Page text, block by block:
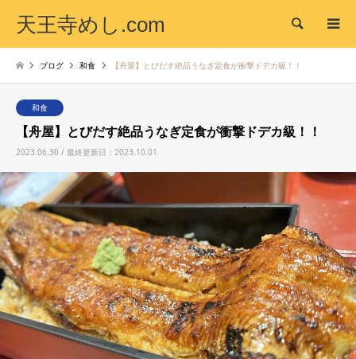
天王寺めし.com 検索
ブログ 和食 【舟屋】とびだす絶品うなぎ定食が衝撃ドデカ級！！
和食
【舟屋】とびだす絶品うなぎ定食が衝撃ドデカ級！！
2023.06.30 / 最終更新日：2023.10.01